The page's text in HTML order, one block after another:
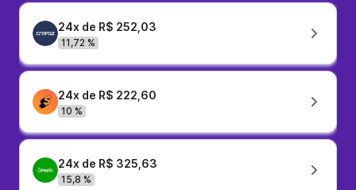
24x de R$ 252,03
11,72 %
24x de R$ 222,60
10 %
24x de R$ 325,63
15,8 %